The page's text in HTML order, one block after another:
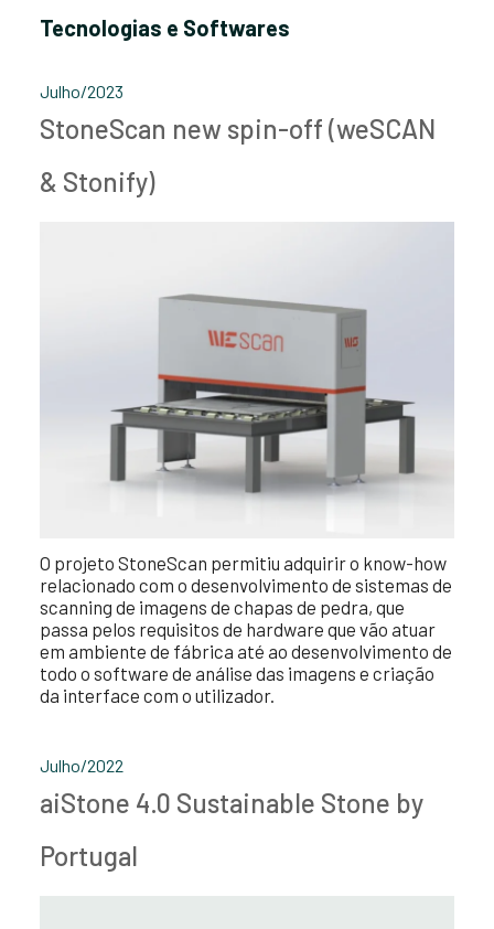
Tecnologias e Softwares
Julho/2023
StoneScan new spin-off (weSCAN
& Stonify)
O projeto StoneScan permitiu adquirir o know-how
relacionado com o desenvolvimento de sistemas de
scanning de imagens de chapas de pedra, que
passa pelos requisitos de hardware que vão atuar
em ambiente de fábrica até ao desenvolvimento de
todo o software de análise das imagens e criação
da interface com o utilizador.
Julho/2022
aiStone 4.0 Sustainable Stone by
Portugal